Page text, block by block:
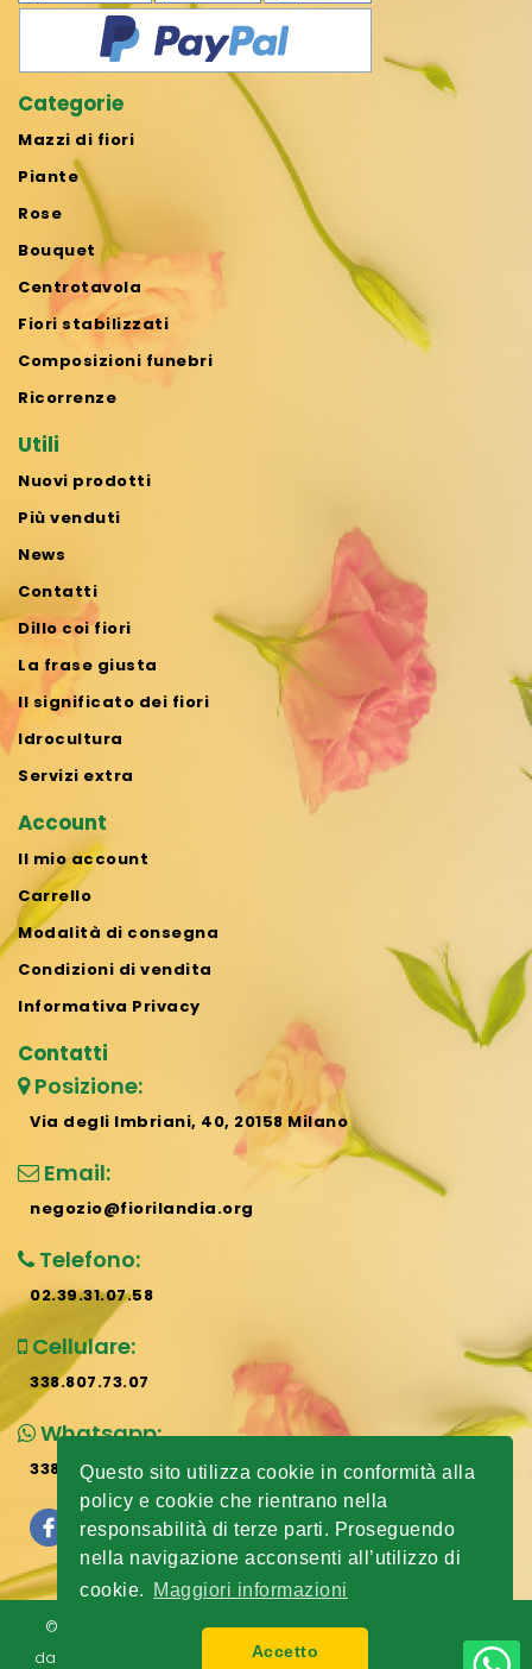
Questo sito utilizza cookie in conformità alla
policy e cookie che rientrano nella
responsabilità di terze parti. Proseguendo
nella navigazione acconsenti all’utilizzo di
cookie.
Maggiori informazioni
Accetto
Categorie
Mazzi di fiori
Piante
Rose
Bouquet
Centrotavola
Fiori stabilizzati
Composizioni funebri
Ricorrenze
Utili
Nuovi prodotti
Più venduti
News
Contatti
Dillo coi fiori
La frase giusta
Il significato dei fiori
Idrocultura
Servizi extra
Account
Il mio account
Carrello
Modalità di consegna
Condizioni di vendita
Informativa Privacy
Contatti
Posizione:
Via degli Imbriani, 40, 20158 Milano
Email:
negozio@fiorilandia.org
Telefono:
02.39.31.07.58
Cellulare:
338.807.73.07
Whatsapp:
338.807.73.07
© 2024 All rights reservedFiorilandia| Sito realizzato
dall'
Agenzia Web Revolution Milano Privacy E Cookie